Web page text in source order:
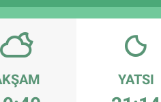
YATSI